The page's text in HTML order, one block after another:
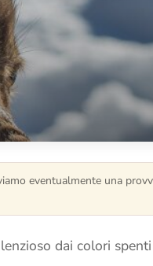
eventualmente una
dai colori